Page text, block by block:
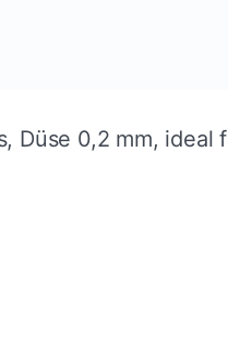
Düse 0,2 mm, ideal